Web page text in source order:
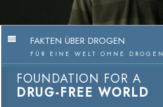
FAKTEN ÜBER DROGEN
FÜR EINE WELT OHNE DROGEN
FOUNDATION FOR A
DRUG-FREE WORLD